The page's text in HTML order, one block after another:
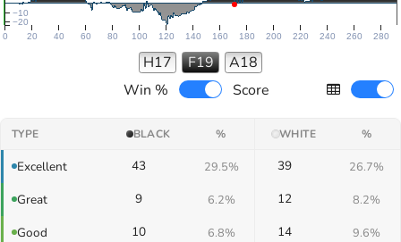
0 20 40 60 80 100 120 140 160 180 200 220 240 260 280
−20
−10
H17 F19
A18
Win %
Score
TYPE BLACK % WHITE %
Excellent 43 29.5% 39 26.7%
Great 9 6.2% 12 8.2%
Good 10 6.8% 14 9.6%